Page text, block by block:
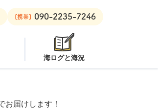
ーズ[携帯] 090-2235-7246
海ログと海況
届けします！